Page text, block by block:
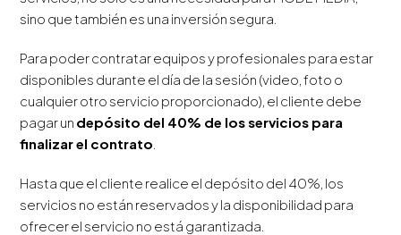
sino que también es una inversión segura.
Para poder contratar equipos y profesionales para estar
disponibles durante el día de la sesión (video, foto o
cualquier otro servicio proporcionado), el cliente debe
pagar un depósito del 40% de los servicios para
finalizar el contrato.
Hasta que el cliente realice el depósito del 40%, los
servicios no están reservados y la disponibilidad para
ofrecer el servicio no está garantizada.